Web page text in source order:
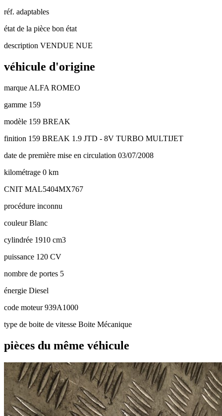
réf. adaptables
état de la pièce bon état
description VENDUE NUE
véhicule d'origine
marque ALFA ROMEO
gamme 159
modèle 159 BREAK
finition 159 BREAK 1.9 JTD - 8V TURBO MULTIJET
date de première mise en circulation 03/07/2008
kilométrage 0 km
CNIT MAL5404MX767
procédure inconnu
couleurBlanc
cylindrée 1910 cm3
puissance 120 CV
nombre de portes 5
énergie Diesel
code moteur939A1000
type de boite de vitesse Boite Mécanique
pièces du même véhicule